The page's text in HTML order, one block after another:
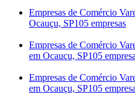
Empresas de Comércio
Ocauçu, SP105 empresas
Empresas de Comércio
em Ocauçu, SP105
Empresas de Comércio
em Ocauçu, SP105